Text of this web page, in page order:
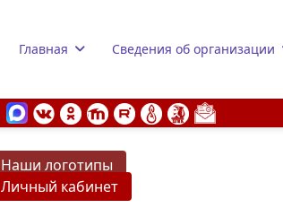
Главная Сведения об организации
Наши логотипы
Личный кабинет